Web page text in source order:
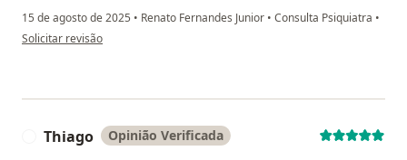
15 de agosto de 2025 • Renato Fernandes Junior • Consulta Psiquiatra •
na opinião do utilizador Julia Nankran
Solicitar revisão
Thiago Opinião Verificada